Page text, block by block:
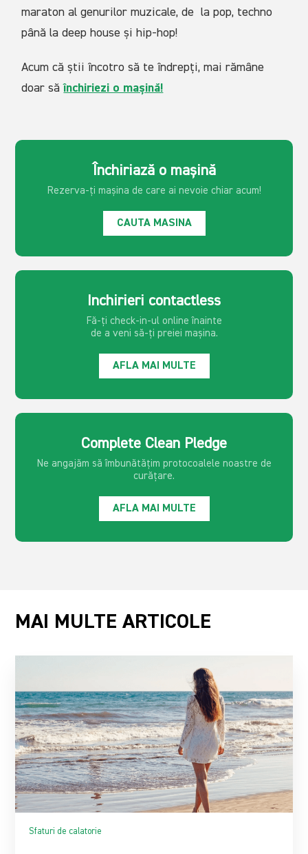
maraton al genurilor muzicale, de la pop, techno
până la deep house și hip-hop!
Acum că știi încotro să te îndrepți, mai rămâne
doar săînchiriezi o mașină!
Închiriază o mașină
Rezerva-ți mașina de care ai nevoie chiar acum!
CAUTA MASINA
Inchirieri contactless
Fă-ți check-in-ul online înainte
de a veni să-ți preiei mașina.
AFLA MAI MULTE
Complete Clean Pledge
Ne angajăm să îmbunătățim protocoalele noastre de
curățare.
AFLA MAI MULTE
MAI MULTE ARTICOLE
Sfaturi de calatorie